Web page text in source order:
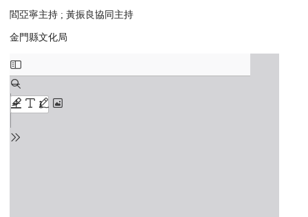
閻亞寧主持 ; 黃振良協同主持
金門縣文化局